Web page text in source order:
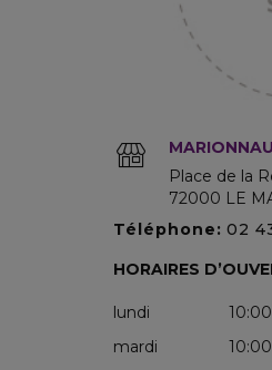
Place de la
72000 LE
Téléphone: 02
HORAIRES
lundi
mardi